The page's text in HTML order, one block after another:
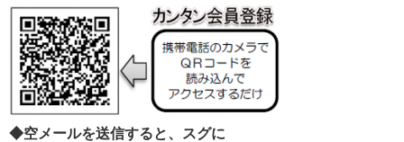
◆空メールを送信すると、スグに